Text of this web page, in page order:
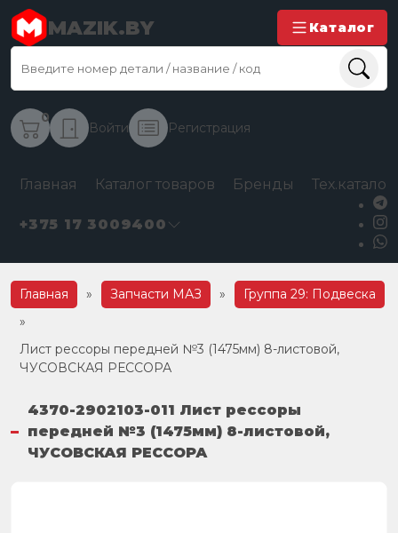
MAZIK.BY Каталог
0
Войти Регистрация
Главная Каталог товаров Бренды
+375 17 3009400
Главная » Запчасти МАЗ »
Группа 29: Подвеска
»
Лист рессоры передней №3 (1475мм) 8-листовой,
ЧУСОВСКАЯ РЕССОРА
4370-2902103-011 Лист рессоры
передней №3 (1475мм) 8-листовой,
ЧУСОВСКАЯ РЕССОРА